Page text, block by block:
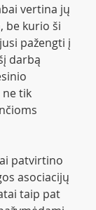
vertina jų
be kurio ši
pažengti į
darbą
tik
patvirtino
asociacijų
taip pat